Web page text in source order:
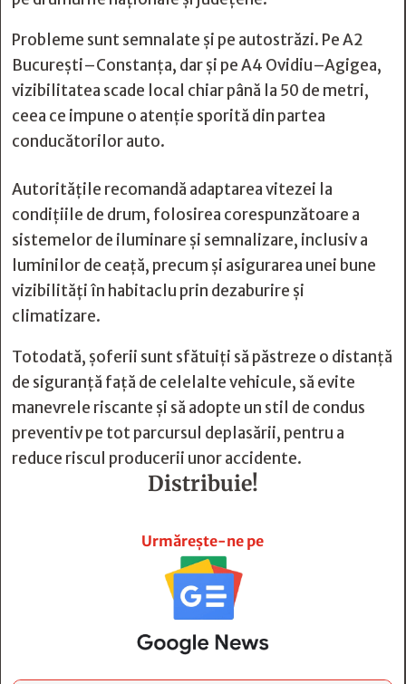
Probleme sunt semnalate și pe autostrăzi. Pe A2
București–Constanța, dar și pe A4 Ovidiu–Agigea,
vizibilitatea scade local chiar până la 50 de metri,
ceea ce impune o atenție sporită din partea
conducătorilor auto.
Autoritățile recomandă adaptarea vitezei la
condițiile de drum, folosirea corespunzătoare a
sistemelor de iluminare și semnalizare, inclusiv a
luminilor de ceață, precum și asigurarea unei bune
vizibilități în habitaclu prin dezaburire și
climatizare.
Totodată, șoferii sunt sfătuiți să păstreze o distanță
de siguranță față de celelalte vehicule, să evite
manevrele riscante și să adopte un stil de condus
preventiv pe tot parcursul deplasării, pentru a
reduce riscul producerii unor accidente.
Distribuie!
Urmărește-ne pe